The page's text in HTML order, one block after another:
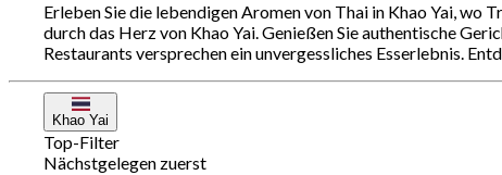
Erleben Sie die lebendigen Aromen von Thai in Khao Yai,
durch das Herz von Khao Yai. Genießen Sie authentische
Restaurants versprechen ein unvergessliches Esserlebnis.
Khao Yai
Top-Filter
Nächstgelegen zuerst